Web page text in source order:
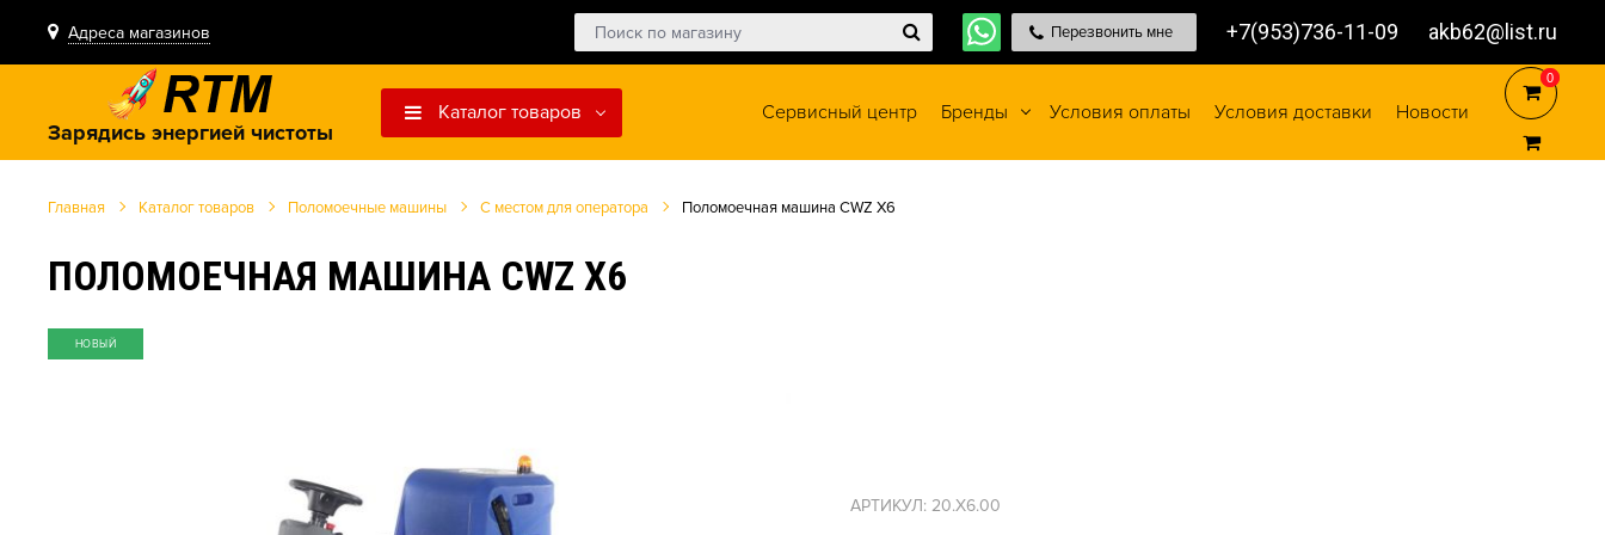
Адреса магазинов Перезвонить мне +7(953)736-11-09 akb62@list.ru
Зарядись энергией чистоты
Каталог товаров Сервисный центр Бренды Условия оплаты Условия доставки Новости
0
0
Главная Каталог товаров Поломоечные машины С местом для оператора Поломоечная машина CWZ X6
ПОЛОМОЕЧНАЯ МАШИНА CWZ X6
НОВЫЙ
АРТИКУЛ: 20.X6.00